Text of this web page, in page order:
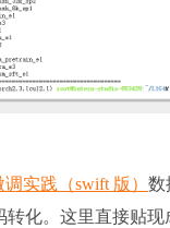
实践（swift 版） 数
化。这里直接贴现